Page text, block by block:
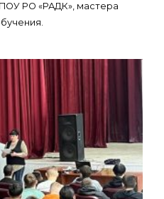
РО «РАДК», мастера